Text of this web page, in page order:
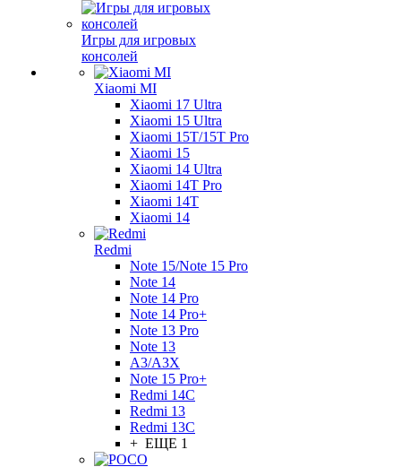
Игры для игровых
консолей
Xiaomi MI
Xiaomi 17 Ultra
Xiaomi 15 Ultra
Xiaomi 15T/15T Pro
Xiaomi 15
Xiaomi 14 Ultra
Xiaomi 14T Pro
Xiaomi 14T
Xiaomi 14
Redmi
Note 15/Note 15 Pro
Note 14
Note 14 Pro
Note 14 Pro+
Note 13 Pro
Note 13
A3/A3X
Note 15 Pro+
Redmi 14C
Redmi 13
Redmi 13C
+ ЕЩЕ 1